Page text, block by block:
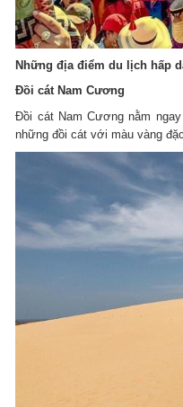
Những địa điểm du lịch hấp
Đồi cát Nam Cương
Đồi cát Nam Cương nằm
những đồi cát với màu vàng